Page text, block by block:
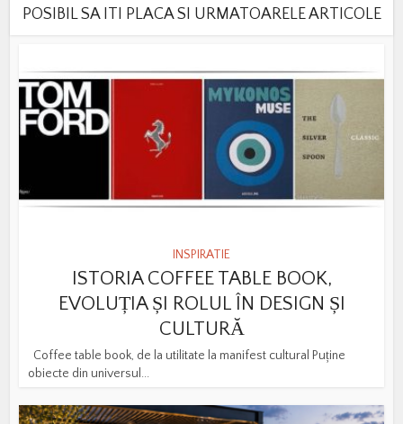
POSIBIL SA ITI PLACA SI URMATOARELE ARTICOLE
INSPIRATIE
ISTORIA COFFEE TABLE BOOK,
EVOLUȚIA ȘI ROLUL ÎN DESIGN ȘI
CULTURĂ
Coffee table book, de la utilitate la manifest cultural Puține
obiecte din universul...